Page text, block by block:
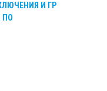
И ГР
ПО